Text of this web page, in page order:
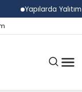
Yapılarda Yalıtım Ve